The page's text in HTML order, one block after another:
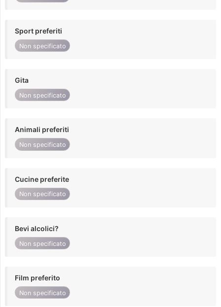
Sport preferiti
Non specificato
Gita
Non specificato
Animali preferiti
Non specificato
Cucine preferite
Non specificato
Bevi alcolici?
Non specificato
Film preferito
Non specificato